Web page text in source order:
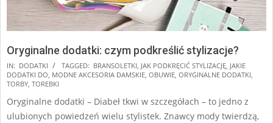
Oryginalne dodatki: czym podkreślić stylizacje?
2024-
10-
IN: DODATKI TAGGED: BRANSOLETKI, JAK PODKRĘCIĆ STYLIZACJĘ, JAKIE
DODATKI DO, MODNE AKCESORIA DAMSKIE, OBUWIE, ORYGINALNE DODATKI,
TORBY, TOREBKI
Oryginalne dodatki – Diabeł tkwi w szczegółach – to jedno z
ulubionych powiedzeń wielu stylistek. Znawcy mody twierdzą,